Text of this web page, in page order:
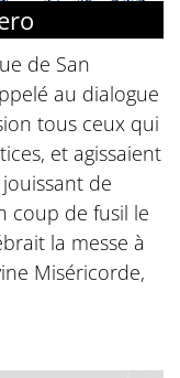
de San
au dialogue
tous ceux qui
et agissaient
de
coup de fusil le
la messe à
Miséricorde,